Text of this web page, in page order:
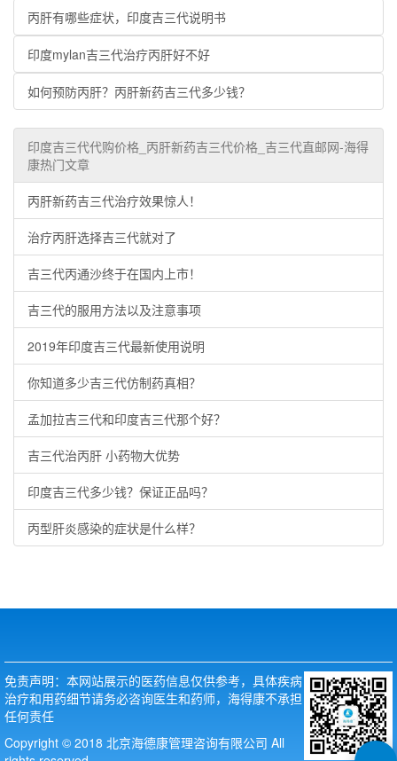
丙肝有哪些症状，印度吉三代说明书
印度mylan吉三代治疗丙肝好不好
如何预防丙肝？丙肝新药吉三代多少钱？
印度吉三代代购价格_丙肝新药吉三代价格_吉三代直邮网-海得
康热门文章
丙肝新药吉三代治疗效果惊人！
治疗丙肝选择吉三代就对了
吉三代丙通沙终于在国内上市！
吉三代的服用方法以及注意事项
2019年印度吉三代最新使用说明
你知道多少吉三代仿制药真相？
孟加拉吉三代和印度吉三代那个好？
吉三代治丙肝 小药物大优势
印度吉三代多少钱？保证正品吗？
丙型肝炎感染的症状是什么样？
免责声明：本网站展示的医药信息仅供参考，具体疾病
治疗和用药细节请务必咨询医生和药师，海得康不承担
任何责任
Copyright © 2018 北京海德康管理咨询有限公司 All